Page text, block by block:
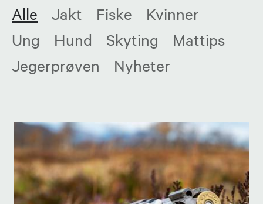
Alle Jakt Fiske
Kvinner
Ung
Hund Skyting
Mattips
Jegerprøven
Nyheter